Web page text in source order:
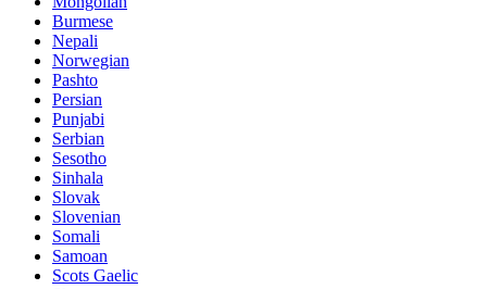
Burmese
Nepali
Norwegian
Pashto
Persian
Punjabi
Serbian
Sesotho
Sinhala
Slovak
Slovenian
Somali
Samoan
Scots Gaelic